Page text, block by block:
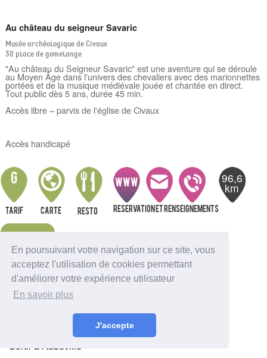
En poursuivant votre navigation sur ce site, vous
acceptez l'utilisation de cookies permettant
d'améliorer votre expérience utilisateur
En savoir plus
J'accepte
Au château du seigneur Savaric
Musée archéologique de Civaux
30 place de gomelange
"Au château du Seigneur Savaric" est une aventure qui se déroule
au Moyen Âge dans l'univers des chevaliers avec des marionnettes
portées et de la musique médiévale jouée et chantée en direct.
Tout public dès 5 ans, durée 45 min.
Accès libre – parvis de l'église de Civaux
Accès handicapé
G
Tarif Carte resto
WWW
Reservation et renseignements
96,6
km
Nous indiquer une erreur
Sortir à Ambutrix
Sortir à Anglefort
Sortir à Amberac
Sortir à Aubeterre-sur-Dronne
Sortir à Aubeville